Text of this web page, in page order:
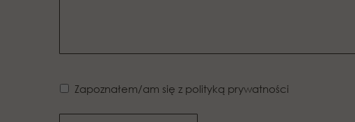
Zapoznałem/am się z polityką prywatności